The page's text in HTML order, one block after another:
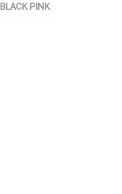
BLACK PINK